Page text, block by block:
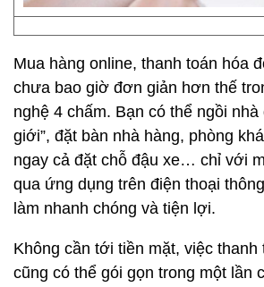
Mua hàng online, thanh toán hóa
chưa bao giờ đơn giản hơn thế
nghệ 4 chấm. Bạn có thể ngồi nhà
giới”, đặt bàn nhà hàng, phòng
ngay cả đặt chỗ đậu xe… chỉ với
qua ứng dụng trên điện thoại
làm nhanh chóng và tiện lợi.
Không cần tới tiền mặt, việc thanh
cũng có thể gói gọn trong một lần